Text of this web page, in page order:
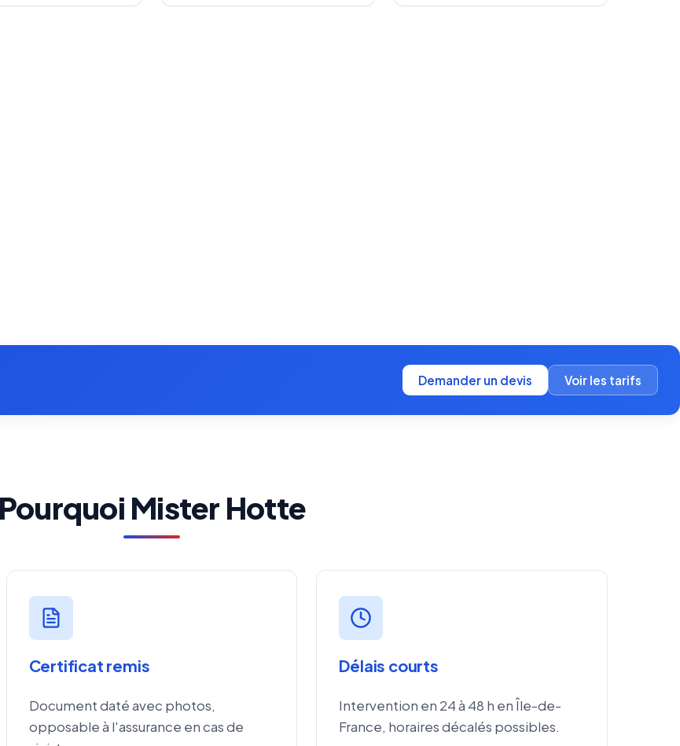
Demander un devis Voir les tarifs
Pourquoi Mister Hotte
Certificat remis
Document daté avec photos,
opposable à l'assurance en cas de
Délais courts
Intervention en 24 à 48 h en Île-de-
France, horaires décalés possibles.